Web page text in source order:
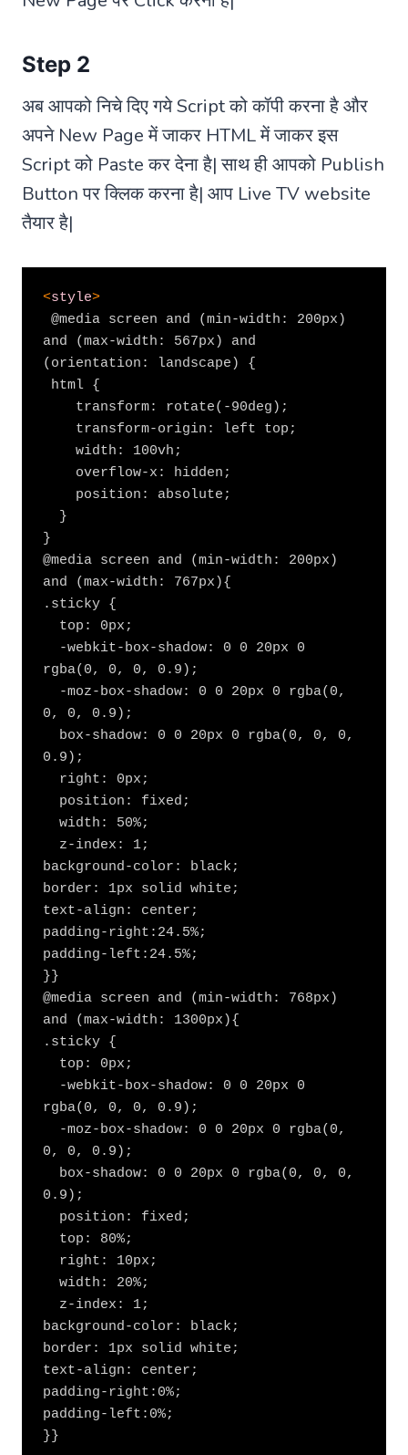
Step 2
अब आपको निचे दिए गये Script को कॉपी करना है और
अपने New Page में जाकर HTML में जाकर इस
Script को Paste कर देना है| साथ ही आपको Publish
Button पर क्लिक करना है| आप Live TV website
तैयार है|
<style>
and (max-width: 567px) and
(orientation: landscape) {
}
@media screen and (min-width: 200px)
and (max-width: 767px){
.sticky {
rgba(0, 0, 0, 0.9);
0, 0, 0.9);
0.9);
background-color: black;
border: 1px solid white;
text-align: center;
padding-right:24.5%;
padding-left:24.5%;
}}
@media screen and (min-width: 768px)
and (max-width: 1300px){
.sticky {
rgba(0, 0, 0, 0.9);
0, 0, 0.9);
0.9);
background-color: black;
border: 1px solid white;
text-align: center;
padding-right:0%;
padding-left:0%;
}}